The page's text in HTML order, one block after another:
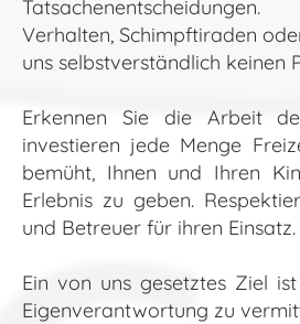
Verhalten, Schimpftiraden
uns selbstverständlich keinen
Erkennen Sie die Arbeit
investieren jede Menge
bemüht, Ihnen und Ihren
Erlebnis zu geben.
und Betreuer für ihren Einsatz.
Ein von uns gesetztes Ziel
Eigenverantwortung zu